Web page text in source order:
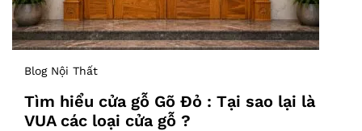
Blog Nội Thất
Tìm hiểu cửa gỗ Gõ Đỏ : Tại sao lại là
VUA các loại cửa gỗ ?